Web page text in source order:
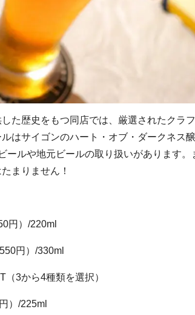
た歴史をもつ同店では、厳選されたクラ
はサイゴンのハート・オブ・ダークネス
ールや地元ビールの取り扱いがあります
まりません！
円）/220ml
/330ml
3から4種類を選択）
）/225ml